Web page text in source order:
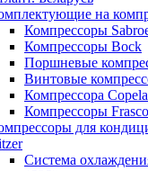
на
Компрессоры
Компрессоры Bock
Поршневые
Винтовые
Компрессора
Компрессоры
для
Система